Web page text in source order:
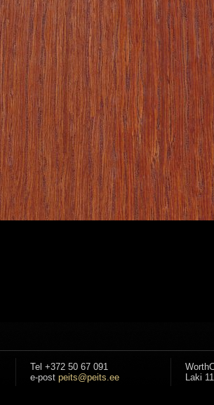
Tel +372 50 67 091
e-post peits@peits.ee
Laki